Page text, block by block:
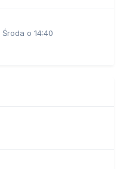
Środa o 14:40